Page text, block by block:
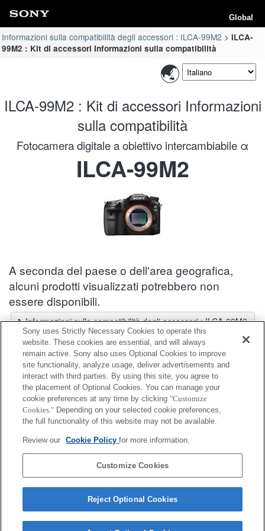
Global
Informazioni sulla compatibilità degli accessori : ILCA-99M2
ILCA-
99M2 : Kit di accessori Informazioni sulla compatibilità
ILCA-99M2 : Kit di accessori Informazioni
sulla compatibilità
Fotocamera digitale a obiettivo intercambiabile α
ILCA-99M2
A seconda del paese o dell'area geografica,
alcuni prodotti visualizzati potrebbero non
essere disponibili.
Informazioni sulla compatibilità degli accessori : ILCA-99M2
Selettore obiettivi
Seleziona un obiettivo consigliato per le foto che desideri scattare
Kit di accessori
Completamente compatibile
ACC-FM1A
Sony uses Strictly Necessary Cookies to operate this
website. These cookies are essential, and will always
remain active. Sony also uses Optional Cookies to improve
site functionality, analyze usage, deliver advertisements and
interact with third parties. By using this site, you agree to
the placement of Optional Cookies. You can manage your
cookie preferences at any time by clicking "Customize
Cookies." Depending on your selected cookie preferences,
the full functionality of this website may not be available.
Review our Cookie Policyfor more information.
Customize Cookies
Reject Optional Cookies